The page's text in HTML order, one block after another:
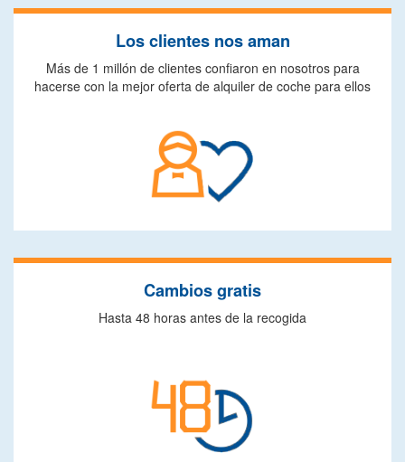
Los clientes nos aman
Más de 1 millón de clientes confiaron en nosotros para
hacerse con la mejor oferta de alquiler de coche para ellos
Cambios gratis
Hasta 48 horas antes de la recogida